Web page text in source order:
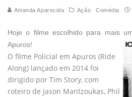
Amanda Aparecida Ação Comédia
Hoje o filme escolhido para mais
Apuros!
O filme Policial em Apuros (Ride
Along) lançado em 2014 foi
dirigido por Tim Story, com
roteiro de Jason Mantzoukas, Phil